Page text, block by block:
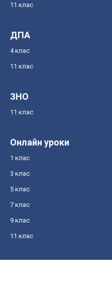
11 клас
ДПА
4 клас
11 клас
ЗНО
11 клас
Онлайн уроки
1 клас
3 клас
5 клас
7 клас
9 клас
11 клас